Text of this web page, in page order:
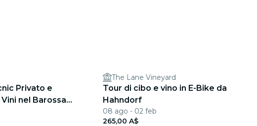
Privato e
nel Barossa
The Lane Vineyard
Tour di cibo e vino in E-Bike da
Hahndorf
08 ago - 02 feb
265,00 A$